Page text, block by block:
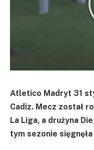
Atletico Madryt 31
Cadiz. Mecz został
La Liga, a drużyna
tym sezonie